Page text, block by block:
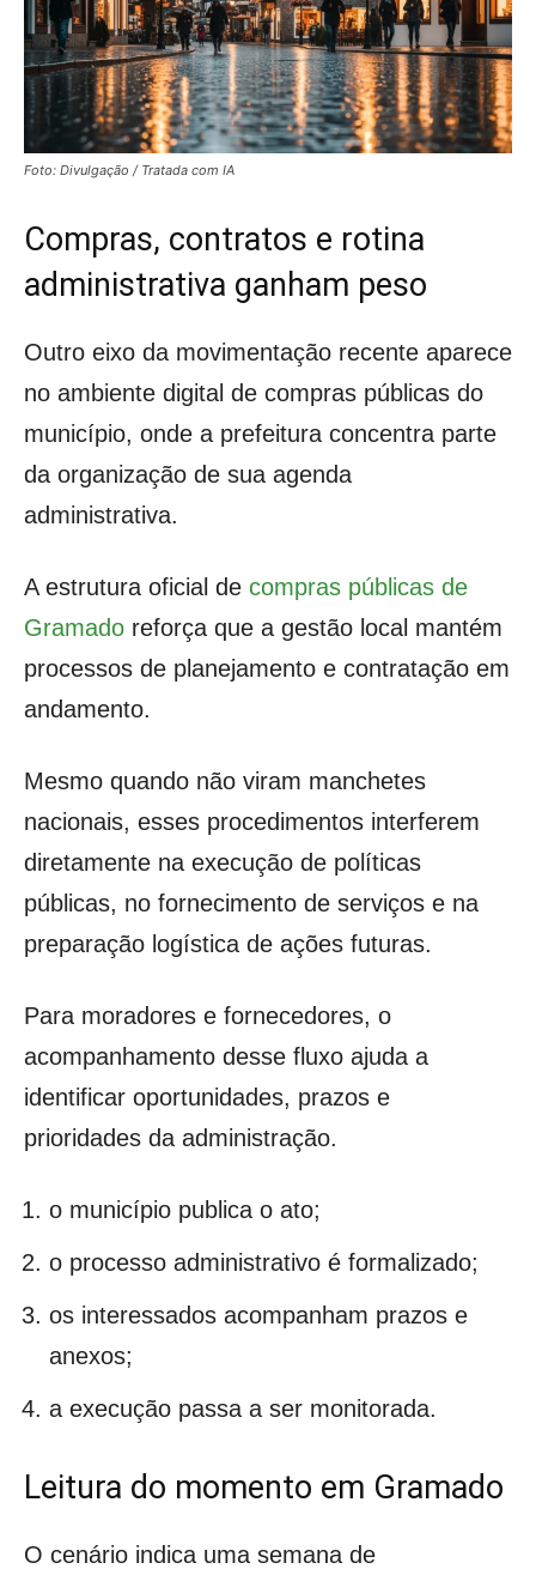
Foto: Divulgação / Tratada com IA
Compras, contratos e rotina
administrativa ganham peso
Outro eixo da movimentação recente aparece
no ambiente digital de compras públicas do
município, onde a prefeitura concentra parte
da organização de sua agenda
administrativa.
A estrutura oficial de compras públicas de
Gramado reforça que a gestão local mantém
processos de planejamento e contratação em
andamento.
Mesmo quando não viram manchetes
nacionais, esses procedimentos interferem
diretamente na execução de políticas
públicas, no fornecimento de serviços e na
preparação logística de ações futuras.
Para moradores e fornecedores, o
acompanhamento desse fluxo ajuda a
identificar oportunidades, prazos e
prioridades da administração.
o município publica o ato;
o processo administrativo é formalizado;
os interessados acompanham prazos e
anexos;
a execução passa a ser monitorada.
Leitura do momento em Gramado
O cenário indica uma semana de